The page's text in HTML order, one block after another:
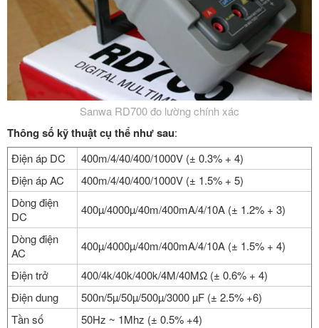
Sanwa RD700 đo lường chính xác
Thông số kỹ thuật cụ thể như sau:
Điện áp DC
400m/4/40/400/1000V (± 0.3% + 4)
Điện áp AC
400m/4/40/400/1000V (± 1.5% + 5)
Dòng điện
DC
400µ/4000µ/40m/400mA/4/10A (± 1.2% + 3)
Dòng điện
AC
400µ/4000µ/40m/400mA/4/10A (± 1.5% + 4)
Điện trở
400/4k/40k/400k/4M/40MΩ (± 0.6% + 4)
Điện dung
500n/5µ/50µ/500µ/3000 µF (± 2.5% +6)
Tần số
50Hz ~ 1Mhz (± 0.5% +4)